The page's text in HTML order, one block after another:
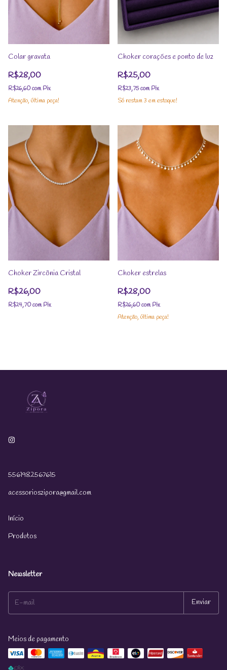
Colar gravata
R$28,00
R$26,60com Pix
Atenção, última peça!
Choker corações e ponto de luz
R$25,00
R$23,75com Pix
Só restam3 em estoque!
Choker Zircônia Cristal
R$26,00
R$24,70com Pix
Choker estrelas
R$28,00
R$26,60com Pix
Atenção, última peça!
5561982567615
acessorioszipora@gmail.com
Início
Produtos
Newsletter
Meios de pagamento